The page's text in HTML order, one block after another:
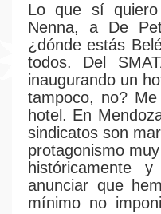
Lo que sí
Nenna, a De
¿dónde estás
todos. Del
inaugurando un
tampoco, no?
hotel. En
sindicatos son
protagonismo
históricamente
anunciar que
mínimo no